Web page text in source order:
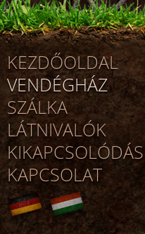
KEZDŐOLDAL
VENDÉGHÁZ
SZÁLKA
LÁTNIVALÓK
KIKAPCSOLÓDÁS
KAPCSOLAT